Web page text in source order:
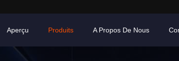
Aperçu Produits A Propos De Nous